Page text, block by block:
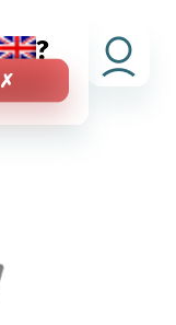
?
✗